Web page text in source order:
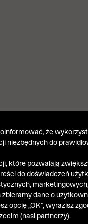
że
niezbędnych do
które pozwalają
do doświadczeń
zbieramy dane o
opcję „OK”, wyrazisz
(nasi partnerzy).